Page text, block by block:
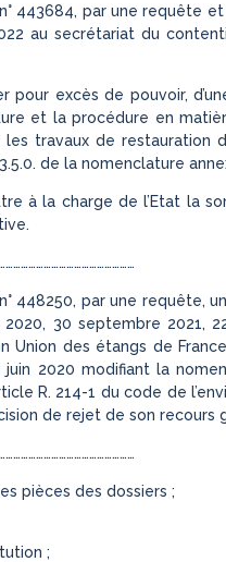
n° 443684, par une requête
au secrétariat du
pour excès de pouvoir,
et la procédure en
les travaux de restauration
de la nomenclature
à la charge de l’Etat la
n° 448250, par une requête,
2020, 30 septembre 2021,
Union des étangs de
juin 2020 modifiant la
R. 214-1 du code de
de rejet de son recours
pièces des dossiers ;
;